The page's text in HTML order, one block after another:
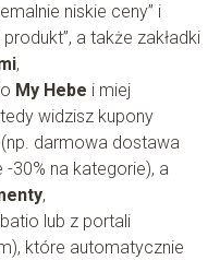
niskie ceny” i
a także zakładki
,
My Hebe i miej
widzisz kupony
darmowa dostawa
30% na kategorie), a
,
lub z portali
które automatycznie